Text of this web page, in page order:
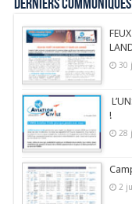
Derniers communiqués
30
!
28
2